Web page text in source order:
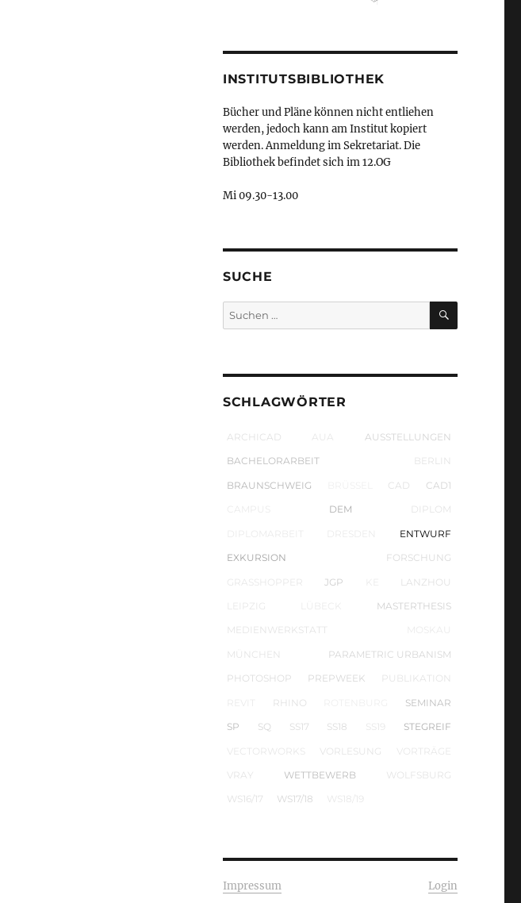
INSTITUTSBIBLIOTHEK
Bücher und Pläne können nicht entliehen
werden, jedoch kann am Institut kopiert
werden. Anmeldung im Sekretariat. Die
Bibliothek befindet sich im 12.OG
Mi 09.30-13.00
SUCHE
Suchen
nach:
SUCHEN
SCHLAGWÖRTER
ARCHICAD AUA AUSSTELLUNGEN
BACHELORARBEIT BERLIN
BRAUNSCHWEIG CAD CAD1
DEM DIPLOM
ENTWURF
EXKURSION FORSCHUNG
GRASSHOPPER JGP LANZHOU
LEIPZIG MASTERTHESIS
MEDIENWERKSTATT
MÜNCHEN PARAMETRIC URBANISM
PHOTOSHOP PREPWEEK PUBLIKATION
RHINO SEMINAR
SP SQ SS17 SS18 SS19 STEGREIF
VECTORWORKS VORLESUNG VORTRÄGE
VRAY WETTBEWERB WOLFSBURG
WS16/17 WS17/18 WS18/19
Impressum Login